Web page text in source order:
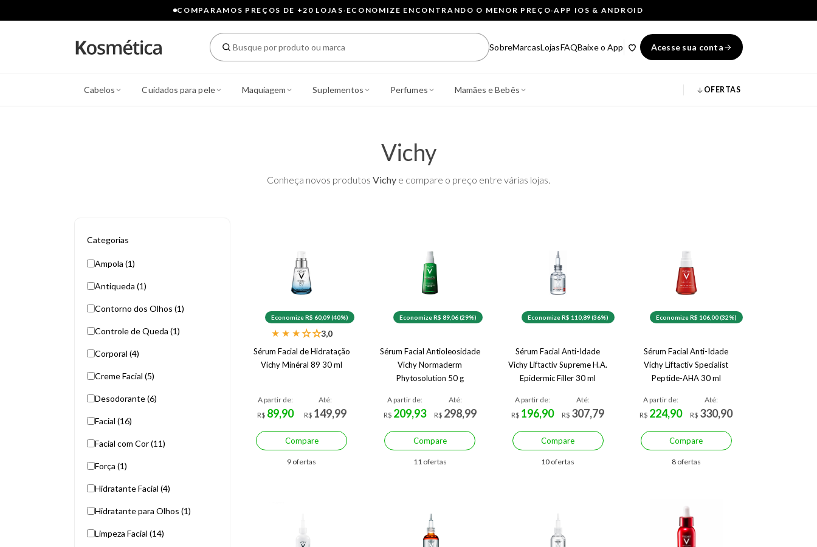
COMPARAMOS PREÇOS DE +20 LOJAS· ECONOMIZE ENCONTRANDO O MENOR PREÇO·APP IOS & ANDROID
SobreMarcasLojasFAQBaixe o App Acesse sua conta
Cabelos Cuidados para pele Maquiagem Suplementos Perfumes Mamães e Bebês OFERTAS
Vichy
Conheça novos produtos Vichy e compare o preço entre várias lojas.
Categorias
Ampola (1)
Antiqueda (1)
Contorno dos Olhos (1)
Controle de Queda (1)
Corporal (4)
Creme Facial (5)
Desodorante (6)
Facial (16)
Facial com Cor (11)
Força (1)
Hidratante Facial (4)
Hidratante para Olhos (1)
Limpeza Facial (14)
Economize R$ 60,09 (40%)
★ ★ ★ ★★3,0
Sérum Facial de Hidratação
Vichy Minéral 89 30 ml
A partir de:
R$ 89,90
Até:
R$ 149,99
Compare
9 ofertas
Economize R$ 89,06 (29%)
Sérum Facial Antioleosidade
Vichy Normaderm
Phytosolution 50 g
A partir de:
R$ 209,93
Até:
R$ 298,99
Compare
11 ofertas
Economize R$ 110,89 (36%)
Sérum Facial Anti-Idade
Vichy Liftactiv Supreme H.A.
Epidermic Filler 30 ml
A partir de:
R$ 196,90
Até:
R$ 307,79
Compare
10 ofertas
Economize R$ 106,00 (32%)
Sérum Facial Anti-Idade
Vichy Liftactiv Specialist
Peptide-AHA 30 ml
A partir de:
R$ 224,90
Até:
R$ 330,90
Compare
8 ofertas